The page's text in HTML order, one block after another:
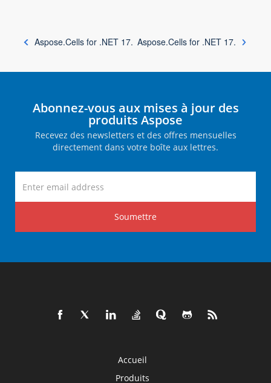
Aspose.Cells for .NET 17. Aspose.Cells for .NET 17.
Abonnez-vous aux mises à jour des
produits Aspose
Recevez des newsletters et des offres mensuelles
directement dans votre boîte aux lettres.
Soumettre
Accueil
Produits